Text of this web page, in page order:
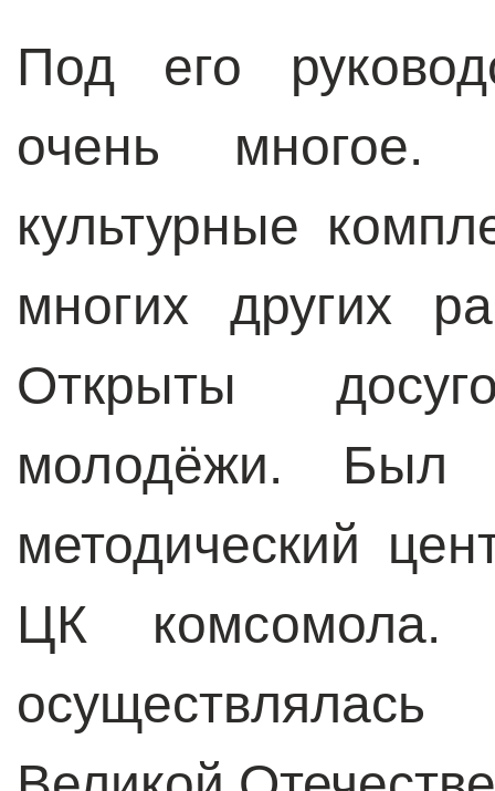
Под его
очень многое.
культурные
многих других
Открыты
молодёжи. Был
методический
ЦК комсомола.